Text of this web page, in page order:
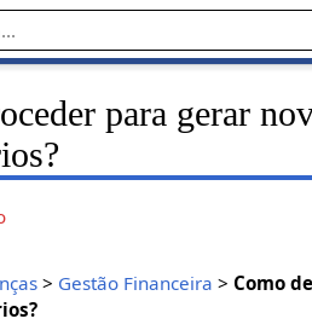
para gerar
> Gestão Financeira > Como